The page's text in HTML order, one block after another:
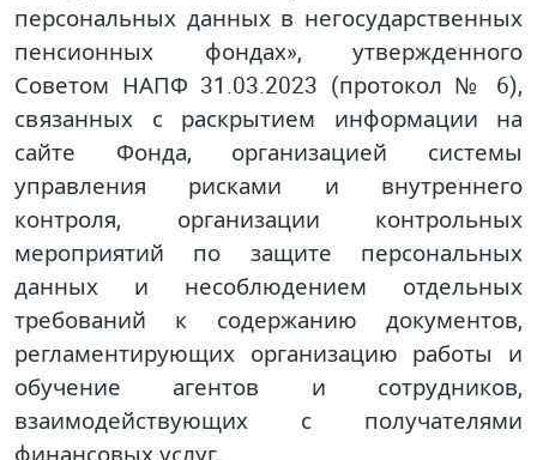
персональных данных в негосударственных
пенсионных фондах», утвержденного
Советом НАПФ 31.03.2023 (протокол № 6),
связанных с раскрытием информации на
сайте Фонда, организацией системы
управления рисками и внутреннего
контроля, организации контрольных
мероприятий по защите персональных
данных и несоблюдением отдельных
требований к содержанию документов,
регламентирующих организацию работы и
обучение агентов и сотрудников,
взаимодействующих с получателями
финансовых услуг.